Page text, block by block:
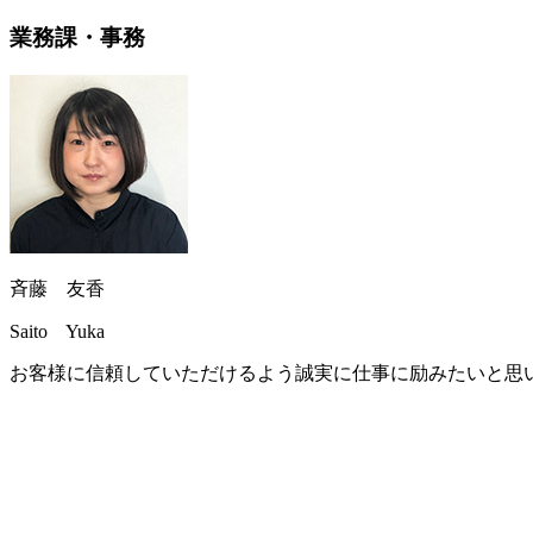
業務課・事務
斉藤 友香
Saito Yuka
お客様に信頼していただけるよう誠実に仕事に励みたいと思